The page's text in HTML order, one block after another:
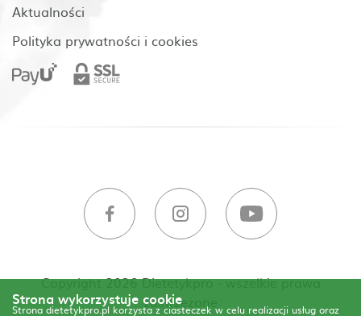
Aktualności
Polityka prywatności i cookies
Copyright 2026 Dietetykpro - wszelkie prawa
zastrzeżone
Strona wykorzystuje cookie
Strona dietetykpro.pl korzysta z ciasteczek w celu realizacji usług oraz